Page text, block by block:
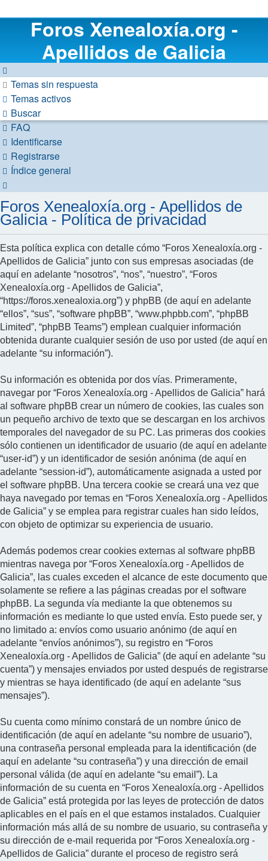
Foros Xenealoxía.org -
Apellidos de Galicia
Temas sin respuesta
Temas activos
Buscar
FAQ
Identificarse
Registrarse
Índice general
Foros Xenealoxía.org - Apellidos de
Galicia - Política de privacidad
Esta política explica con detalle cómo “Foros Xenealoxía.org -
Apellidos de Galicia” junto con sus empresas asociadas (de
aquí en adelante “nosotros”, “nos”, “nuestro”, “Foros
Xenealoxía.org - Apellidos de Galicia”,
“https://foros.xenealoxia.org”) y phpBB (de aquí en adelante
“ellos”, “sus”, “software phpBB”, “www.phpbb.com”, “phpBB
Limited”, “phpBB Teams”) emplean cualquier información
obtenida durante cualquier sesión de uso por usted (de aquí en
adelante “su información”).
Su información es obtenida por dos vías. Primeramente,
navegar por “Foros Xenealoxía.org - Apellidos de Galicia” hará
al software phpBB crear un número de cookies, las cuales son
un pequeño archivo de texto que se descargan en los archivos
temporales del navegador de su PC. Las primeras dos cookies
sólo contienen un identificador de usuario (de aquí en adelante
“user-id”) y un identificador de sesión anónima (de aquí en
adelante “session-id”), automáticamente asignada a usted por
el software phpBB. Una tercera cookie se creará una vez que
haya navegado por temas en “Foros Xenealoxía.org - Apellidos
de Galicia” y se emplea para registrar cuales han sido leídos,
con objeto de optimizar su experiencia de usuario.
Además podemos crear cookies externas al software phpBB
mientras navega por “Foros Xenealoxía.org - Apellidos de
Galicia”, las cuales exceden el alcance de este documento que
solamente se refiere a las páginas creadas por el software
phpBB. La segunda vía mediante la que obtenemos su
información es mediante lo que usted envía. Esto puede ser, y
no limitado a: envíos como usuario anónimo (de aquí en
adelante “envíos anónimos”), su registro en “Foros
Xenealoxía.org - Apellidos de Galicia” (de aquí en adelante “su
cuenta”) y mensajes enviados por usted después de registrarse
y mientras se haya identificado (de aquí en adelante “sus
mensajes”).
Su cuenta como mínimo constará de un nombre único de
identificación (de aquí en adelante “su nombre de usuario”),
una contraseña personal empleada para la identificación (de
aquí en adelante “su contraseña”) y una dirección de email
personal válida (de aquí en adelante “su email”). La
información de su cuenta en “Foros Xenealoxía.org - Apellidos
de Galicia” está protegida por las leyes de protección de datos
aplicables en el país en el que estamos instalados. Cualquier
información más allá de su nombre de usuario, su contraseña y
su dirección de e-mail requerida por “Foros Xenealoxía.org -
Apellidos de Galicia” durante el proceso de registro será